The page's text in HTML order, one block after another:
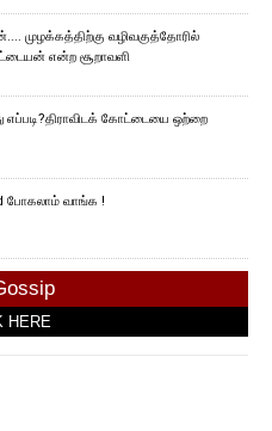
முழக்கத்திற்கு வழிவகுத்தோரில்
என்ற சூறாவளி
எப்படி?திராவிடக் கோட்டையை ஒற்றை
போகலாம் வாங்க !
HERE